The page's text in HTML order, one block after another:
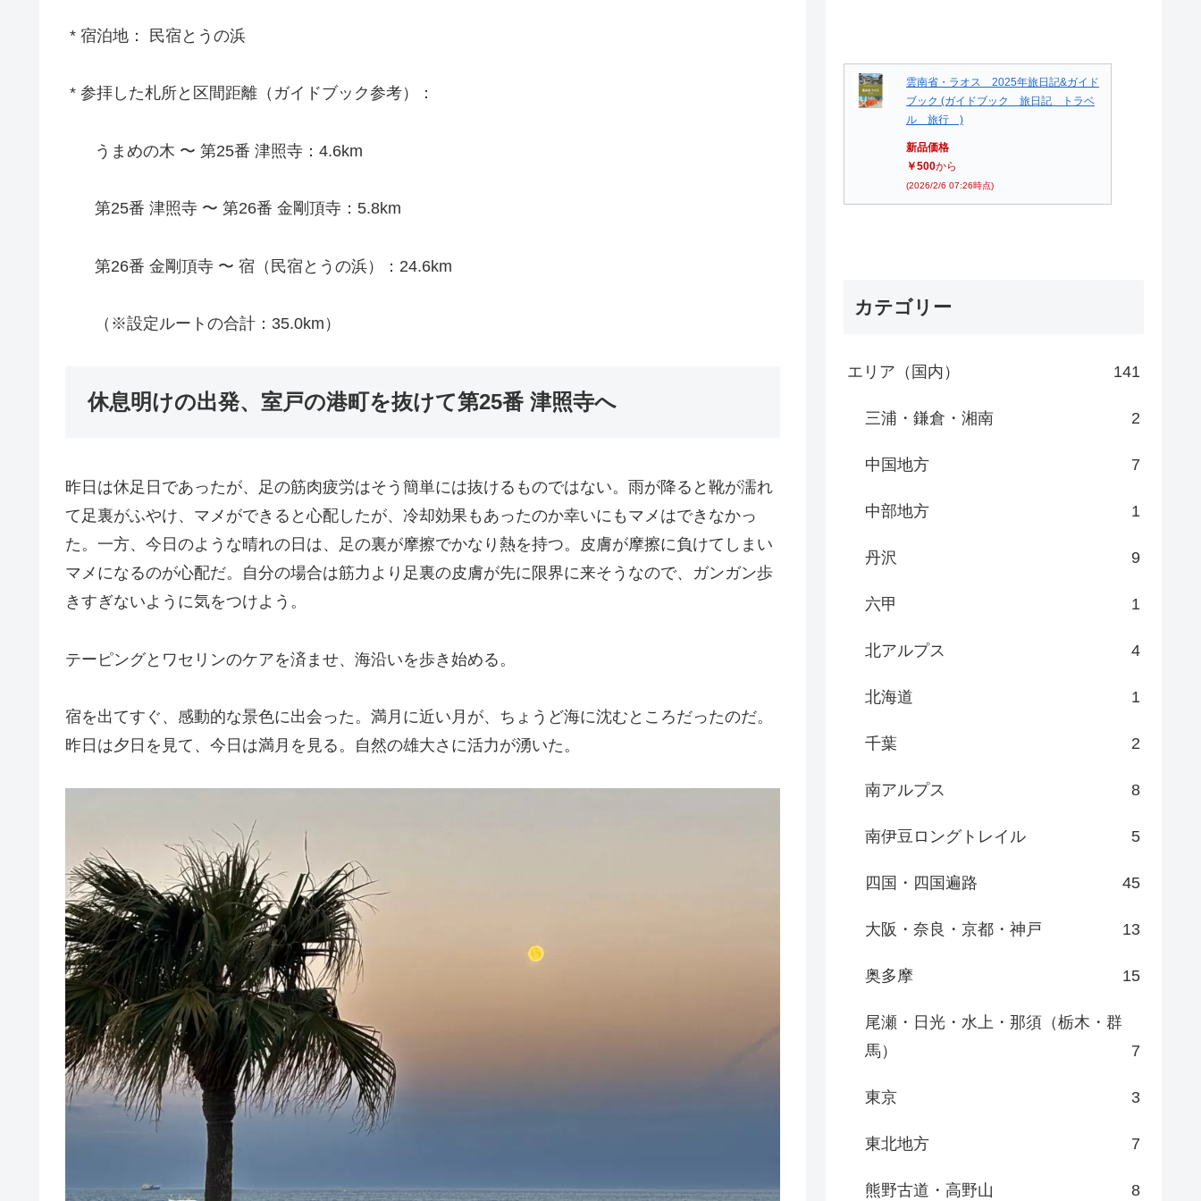
* 宿泊地： 民宿とうの浜
* 参拝した札所と区間距離（ガイドブック参考）：
うまめの木 〜 第25番 津照寺：4.6km
第25番 津照寺 〜 第26番 金剛頂寺：5.8km
第26番 金剛頂寺 〜 宿（民宿とうの浜）：24.6km
（※設定ルートの合計：35.0km）
休息明けの出発、室戸の港町を抜けて第25番 津照寺へ
昨日は休足日であったが、足の筋肉疲労はそう簡単には抜けるものではない。雨が降ると靴が濡れ
て足裏がふやけ、マメができると心配したが、冷却効果もあったのか幸いにもマメはできなかっ
た。一方、今日のような晴れの日は、足の裏が摩擦でかなり熱を持つ。皮膚が摩擦に負けてしまい
マメになるのが心配だ。自分の場合は筋力より足裏の皮膚が先に限界に来そうなので、ガンガン歩
きすぎないように気をつけよう。
テーピングとワセリンのケアを済ませ、海沿いを歩き始める。
宿を出てすぐ、感動的な景色に出会った。満月に近い月が、ちょうど海に沈むところだったのだ。
昨日は夕日を見て、今日は満月を見る。自然の雄大さに活力が湧いた。
雲南省・ラオス 2025年旅日記&ガイド
ブック (ガイドブック 旅日記 トラベ
ル 旅行 )
新品価格
￥500から
(2026/2/6 07:26時点)
カテゴリー
エリア（国内） 141
三浦・鎌倉・湘南 2
中国地方 7
中部地方 1
丹沢 9
六甲 1
北アルプス 4
北海道 1
千葉 2
南アルプス 8
南伊豆ロングトレイル 5
四国・四国遍路 45
大阪・奈良・京都・神戸 13
奥多摩 15
尾瀬・日光・水上・那須（栃木・群
馬）
7
東京 3
東北地方 7
熊野古道・高野山 8